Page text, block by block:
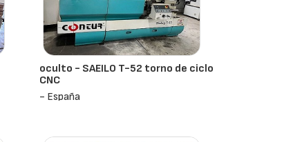
oculto - SAEILO T-52 torno de ciclo
CNC
- España